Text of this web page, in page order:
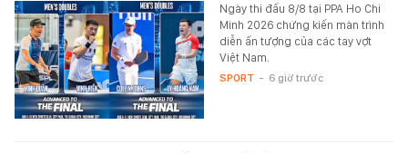
Ngày thi đấu 8/8 tại PPA Ho Chi
Minh 2026 chứng kiến màn trình
diễn ấn tượng của các tay vợt
Việt Nam.
SPORT - 6 giờ trước